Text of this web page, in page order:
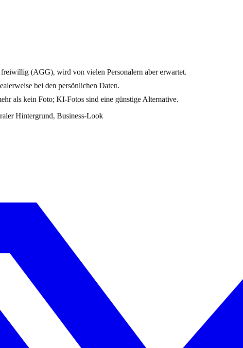
(AGG), wird von vielen Personalern aber erwartet.
bei den persönlichen Daten.
als kein Foto; KI-Fotos sind eine günstige Alternative.
Hintergrund, Business-Look